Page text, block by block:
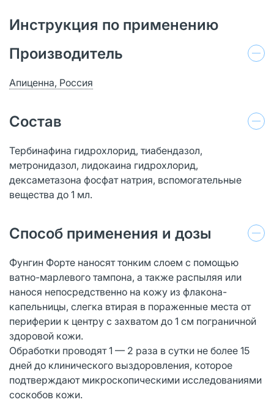
Инструкция по применению
Производитель
Апиценна, Россия
Состав
Тербинафина гидрохлорид, тиабендазол,
метронидазол, лидокаина гидрохлорид,
дексаметазона фосфат натрия, вспомогательные
вещества до 1 мл.
Способ применения и дозы
Фунгин Форте наносят тонким слоем с помощью
ватно-марлевого тампона, а также распыляя или
нанося непосредственно на кожу из флакона-
капельницы, слегка втирая в пораженные места от
периферии к центру с захватом до 1 см пограничной
здоровой кожи.
Обработки проводят 1 — 2 раза в сутки не более 15
дней до клинического выздоровления, которое
подтверждают микроскопическими исследованиями
соскобов кожи.